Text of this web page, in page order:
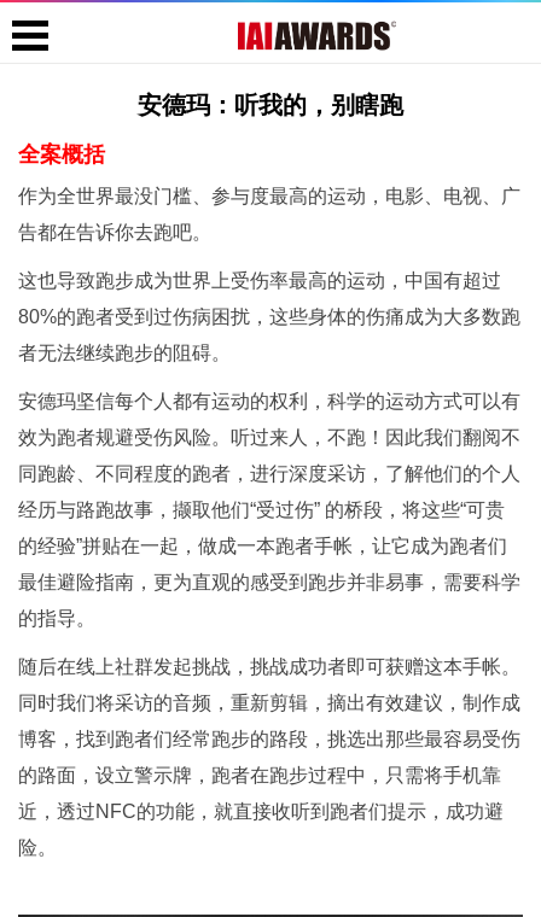
安德玛：听我的，别瞎跑
全案概括
作为全世界最没门槛、参与度最高的运动，电影、电视、广
告都在告诉你去跑吧。
这也导致跑步成为世界上受伤率最高的运动，中国有超过
80%的跑者受到过伤病困扰，这些身体的伤痛成为大多数跑
者无法继续跑步的阻碍。
安德玛坚信每个人都有运动的权利，科学的运动方式可以有
效为跑者规避受伤风险。听过来人，不跑！因此我们翻阅不
同跑龄、不同程度的跑者，进行深度采访，了解他们的个人
经历与路跑故事，撷取他们“受过伤” 的桥段，将这些“可贵
的经验”拼贴在一起，做成一本跑者手帐，让它成为跑者们
最佳避险指南，更为直观的感受到跑步并非易事，需要科学
的指导。
随后在线上社群发起挑战，挑战成功者即可获赠这本手帐。
同时我们将采访的音频，重新剪辑，摘出有效建议，制作成
博客，找到跑者们经常跑步的路段，挑选出那些最容易受伤
的路面，设立警示牌，跑者在跑步过程中，只需将手机靠
近，透过NFC的功能，就直接收听到跑者们提示，成功避
险。